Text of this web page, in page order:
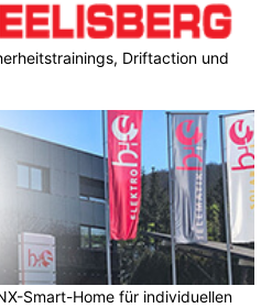
Driftaction und
Smart-Home für individuellen